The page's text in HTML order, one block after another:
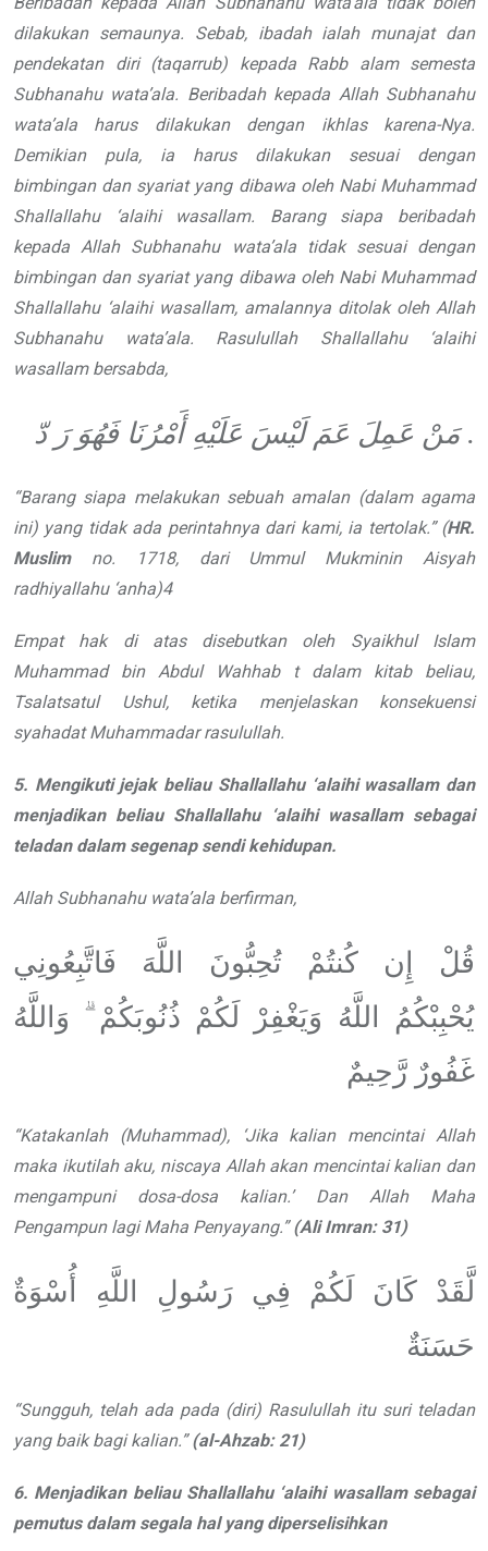
dilakukan semaunya. Sebab, ibadah ialah munajat dan
pendekatan
diri (taqarrub) kepada Rabb alam semesta
Subhanahu wata’ala. Beribadah kepada Allah Subhanahu
wata’ala
harus
dilakukan dengan ikhlas karena-Nya.
Demikian pula, ia harus dilakukan sesuai
dengan
bimbingan dan syariat yang dibawa oleh Nabi Muhammad
Shallallahu ‘alaihi wasallam.
Barang siapa beribadah
kepada Allah Subhanahu wata’ala
tidak sesuai dengan
bimbingan dan syariat yang dibawa oleh Nabi Muhammad
Shallallahu ‘alaihi wasallam, amalannya ditolak oleh Allah
Subhanahu wata’ala. Rasulullah Shallallahu ‘alaihi
wasallam bersabda,
.مَنْ عَمِلَ عَمَ لَيْسَ عَلَيْهِ أَمْرُنَا فَهُوَ رَ دّ
“Barang siapa melakukan sebuah amalan (dalam agama
ini) yang tidak ada perintahnya dari kami, ia tertolak.” (HR.
Muslim no. 1718, dari Ummul
Mukminin Aisyah
radhiyallahu ‘anha)4
Empat hak di atas disebutkan oleh Syaikhul Islam
Muhammad bin Abdul Wahhab
t dalam kitab beliau,
Tsalatsatul Ushul, ketika menjelaskan konsekuensi
syahadatMuhammadar rasulullah.
5. Mengikuti jejak beliau Shallallahu ‘alaihi wasallam dan
menjadikan beliau Shallallahu ‘alaihi wasallam sebagai
teladan dalam segenap sendi kehidupan.
Allah Subhanahu wata’ala berfirman,
قُلْ إِن كُنتُمْ تُحِبُّونَ اللَّهَ فَاتَّبِعُونِي
يُحْبِبْكُمُ اللَّهُ وَيَغْفِرْ لَكُمْ ذُنُوبَكُمْ ۗ وَاللَّهُ
غَفُورٌ رَّحِيمٌ
“Katakanlah (Muhammad), Jika kalian mencintai Allah
maka ikutilah aku, niscaya Allah akan mencintai kalian dan
mengampuni dosa-dosa kalian.’
Dan Allah Maha
Pengampun lagi Maha Penyayang.” (Ali Imran: 31)
لَّقَدْ كَانَ لَكُمْ فِي رَسُولِ اللَّهِ أُسْوَةٌ
حَسَنَةٌ
“Sungguh, telah ada pada (diri) Rasulullah itu suri teladan
yang baik bagi kalian.” (al-Ahzab: 21)
6. Menjadikan beliau Shallallahu ‘alaihi wasallam sebagai
pemutus dalam segala hal yang diperselisihkan